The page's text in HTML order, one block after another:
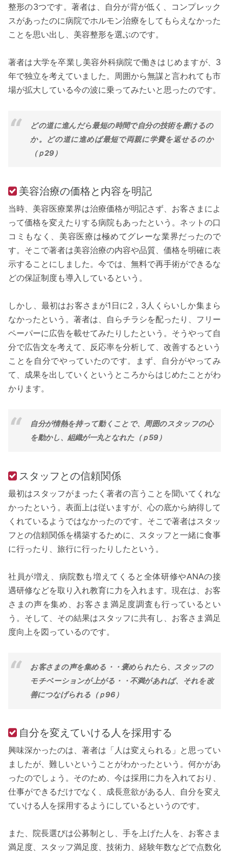
整形の3つです。著者は、自分が背が低く、コンプレック
スがあったのに病院でホルモン治療をしてもらえなかった
ことを思い出し、美容整形を選ぶのです。
著者は大学を卒業し美容外科病院で働きはじめますが、3
年で独立を考えていました。周囲から無謀と言われても市
場が拡大している今の波に乗ってみたいと思ったのです。
どの道に進んだら最短の時間で自分の技術を磨けるの
か。どの道に進めば最短で両親に学費を返せるのか
（ｐ29）
美容治療の価格と内容を明記
当時、美容医療業界は治療価格が明記さず、お客さまによ
って価格を変えたりする病院もあったという。ネットの口
コミもなく、美容医療は極めてグレーな業界だったので
す。そこで著者は美容治療の内容や品質、価格を明確に表
示することにしました。今では、無料で再手術ができるな
どの保証制度も導入しているという。
しかし、最初はお客さまが1日に2，3人くらいしか集まら
なかったという。著者は、自らチラシを配ったり、フリー
ペーパーに広告を載せてみたりしたという。そうやって自
分で広告文を考えて、反応率を分析して、改善するという
ことを自分でやっていたのです。まず、自分がやってみ
て、成果を出していくというところからはじめたことがわ
かります。
自分が情熱を持って動くことで、周囲のスタッフの心
を動かし、組織が一丸となれた（ｐ59）
スタッフとの信頼関係
最初はスタッフがまったく著者の言うことを聞いてくれな
かったという。表面上は従いますが、心の底から納得して
くれているようではなかったのです。そこで著者はスタッ
フとの信頼関係を構築するために、スタッフと一緒に食事
に行ったり、旅行に行ったりしたという。
社員が増え、病院数も増えてくると全体研修やANAの接
遇研修などを取り入れ教育に力を入れます。現在は、お客
さまの声を集め、お客さま満足度調査も行っているとい
う。そして、その結果はスタッフに共有し、お客さま満足
度向上を図っているのです。
お客さまの声を集める・・褒められたら、スタッフの
モチベーションが上がる・・不満があれば、それを改
善につなげられる（ｐ96）
自分を変えていける人を採用する
興味深かったのは、著者は「人は変えられる」と思ってい
ましたが、難しいということがわかったという。何かがあ
ったのでしょう。そのため、今は採用に力を入れており、
仕事ができるだけでなく、成長意欲がある人、自分を変え
ていける人を採用するようにしているというのです。
また、院長選びは公募制とし、手を上げた人を、お客さま
満足度、スタッフ満足度、技術力、経験年数などで点数化